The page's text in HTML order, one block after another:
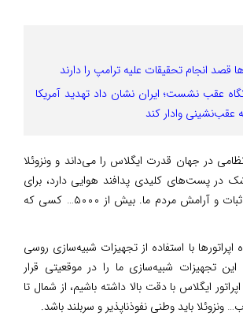
قصد انجام تحقیقات علیه ترامپ را دارند
عقب نشست؛ ایران نشان داد تهدید آمریکا
عقب‌نشینی وادار کند
در جهان قدرت ایگلاس را می‌داند و ونزوئلا
موشک در پست‌های کلیدی پدافند هوایی دارد، برای
تضمین چه؟ صلح، ثبات و آرامش مردم ما. بیش از ۵۰۰۰… کسی که
با استفاده از تجهیزات شبیه‌سازی روسی
این تجهیزات شبیه‌سازی ما را در موقعیتی قرار
ایگلاس با دقت بالا داشته باشیم، از شمال تا
ونزوئلا باید وطنی نفوذناپذیر و سربلند باشد.